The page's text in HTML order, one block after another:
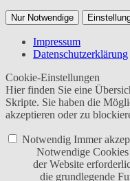
Nur Notwendige
Impressum
Datenschutzerklärung
Cookie-Einstellungen
Hier finden Sie eine
Skripte. Sie haben die
akzeptieren oder zu
Notwendig Immer
Notwendige
der Website
die grundlegende